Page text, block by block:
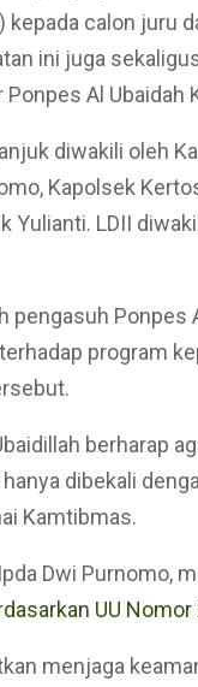
calon juru
ini juga
Ponpes Al Ubaidah
diwakili oleh
Kapolsek
LDII
Ponpes
program
berharap
dibekali
Kamtibmas.
Dwi Purnomo,
UU
menjaga